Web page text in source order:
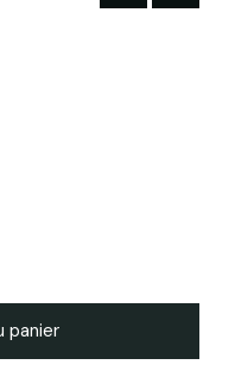
panier